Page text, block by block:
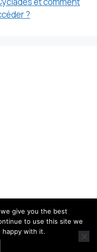
?
give you the best
to use this site we
happy with it.